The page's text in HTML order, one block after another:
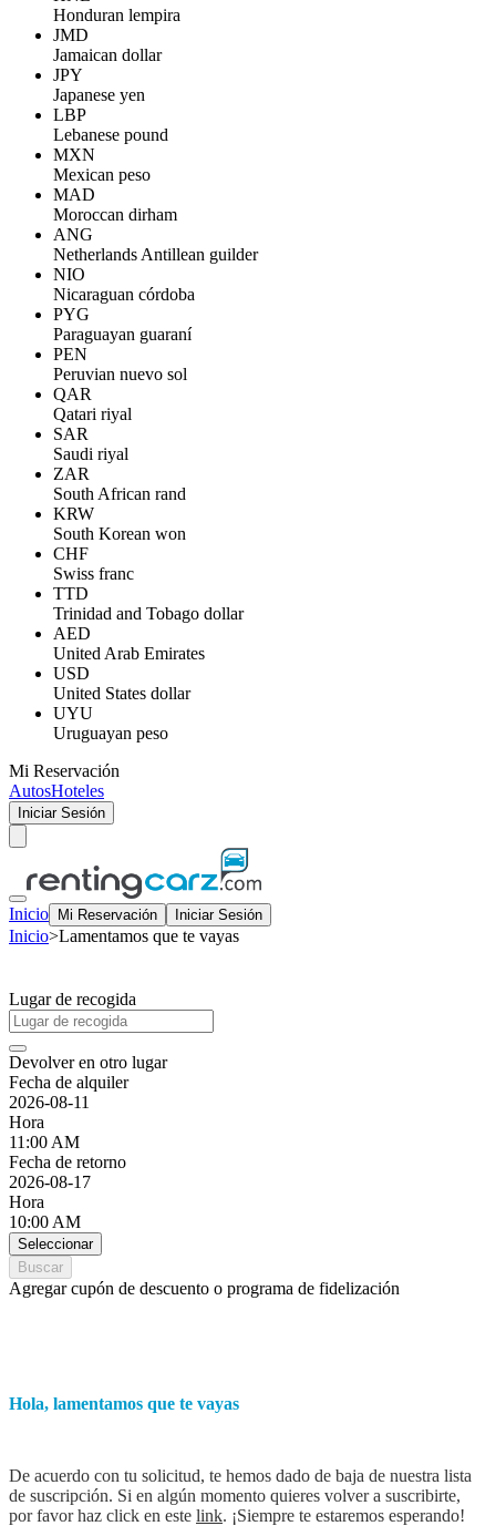
Honduran lempira
JMD
Jamaican dollar
JPY
Japanese yen
LBP
Lebanese pound
MXN
Mexican peso
MAD
Moroccan dirham
ANG
Netherlands Antillean guilder
NIO
Nicaraguan córdoba
PYG
Paraguayan guaraní
PEN
Peruvian nuevo sol
QAR
Qatari riyal
SAR
Saudi riyal
ZAR
South African rand
KRW
South Korean won
CHF
Swiss franc
TTD
Trinidad and Tobago dollar
AED
United Arab Emirates
USD
United States dollar
UYU
Uruguayan peso
Mi Reservación
AutosHoteles
Iniciar Sesión
Inicio Mi Reservación Iniciar Sesión
Inicio>Lamentamos que te vayas
Lugar de recogida
Devolver en otro lugar
Fecha de alquiler
2026-08-11
Hora
11:00 AM
Fecha de retorno
2026-08-17
Hora
10:00 AM
Seleccionar
Buscar
Agregar cupón de descuento o programa de fidelización
Hola, lamentamos que te vayas
De acuerdo con tu solicitud, te hemos dado de baja de nuestra lista
de suscripción. Si en algún momento quieres volver a suscribirte,
por favor haz click en este link. ¡Siempre te estaremos esperando!